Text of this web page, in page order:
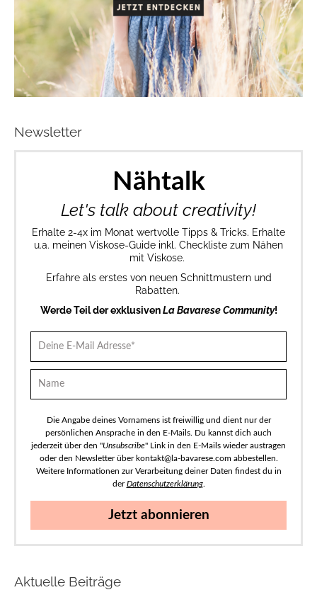
Newsletter
Nähtalk
Let's talk about creativity!
Erhalte 2-4x im Monat wertvolle Tipps & Tricks. Erhalte
u.a. meinen Viskose-Guide inkl. Checkliste zum Nähen
mit Viskose.
Erfahre als erstes von neuen Schnittmustern und
Rabatten.
Werde Teil der exklusivenLa Bavarese Community!
Die Angabe deines Vornamens ist freiwillig und dient nur der
persönlichen Ansprache in den E-Mails. Du kannst dich auch
jederzeit über den "Unsubscribe" Link in den E-Mails wieder austragen
oder den Newsletter über kontakt@la-bavarese.com abbestellen.
Weitere Informationen zur Verarbeitung deiner Daten findest du in
derDatenschutzerklärung.
Jetzt abonnieren
Aktuelle Beiträge